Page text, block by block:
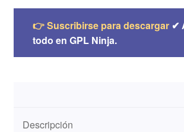
👉 Suscribirse para descargar✔
todo en GPL Ninja.
Descripción